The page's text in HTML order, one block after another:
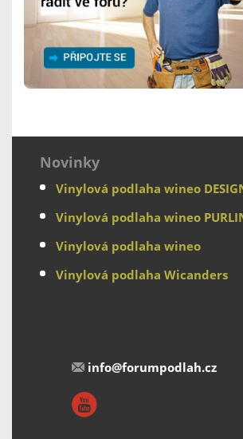
Novinky
Vinylová podlaha wineo
Vinylová podlaha wineo
Vinylová podlaha wineo
Vinylová podlaha Wicanders
info@forumpodlah.cz